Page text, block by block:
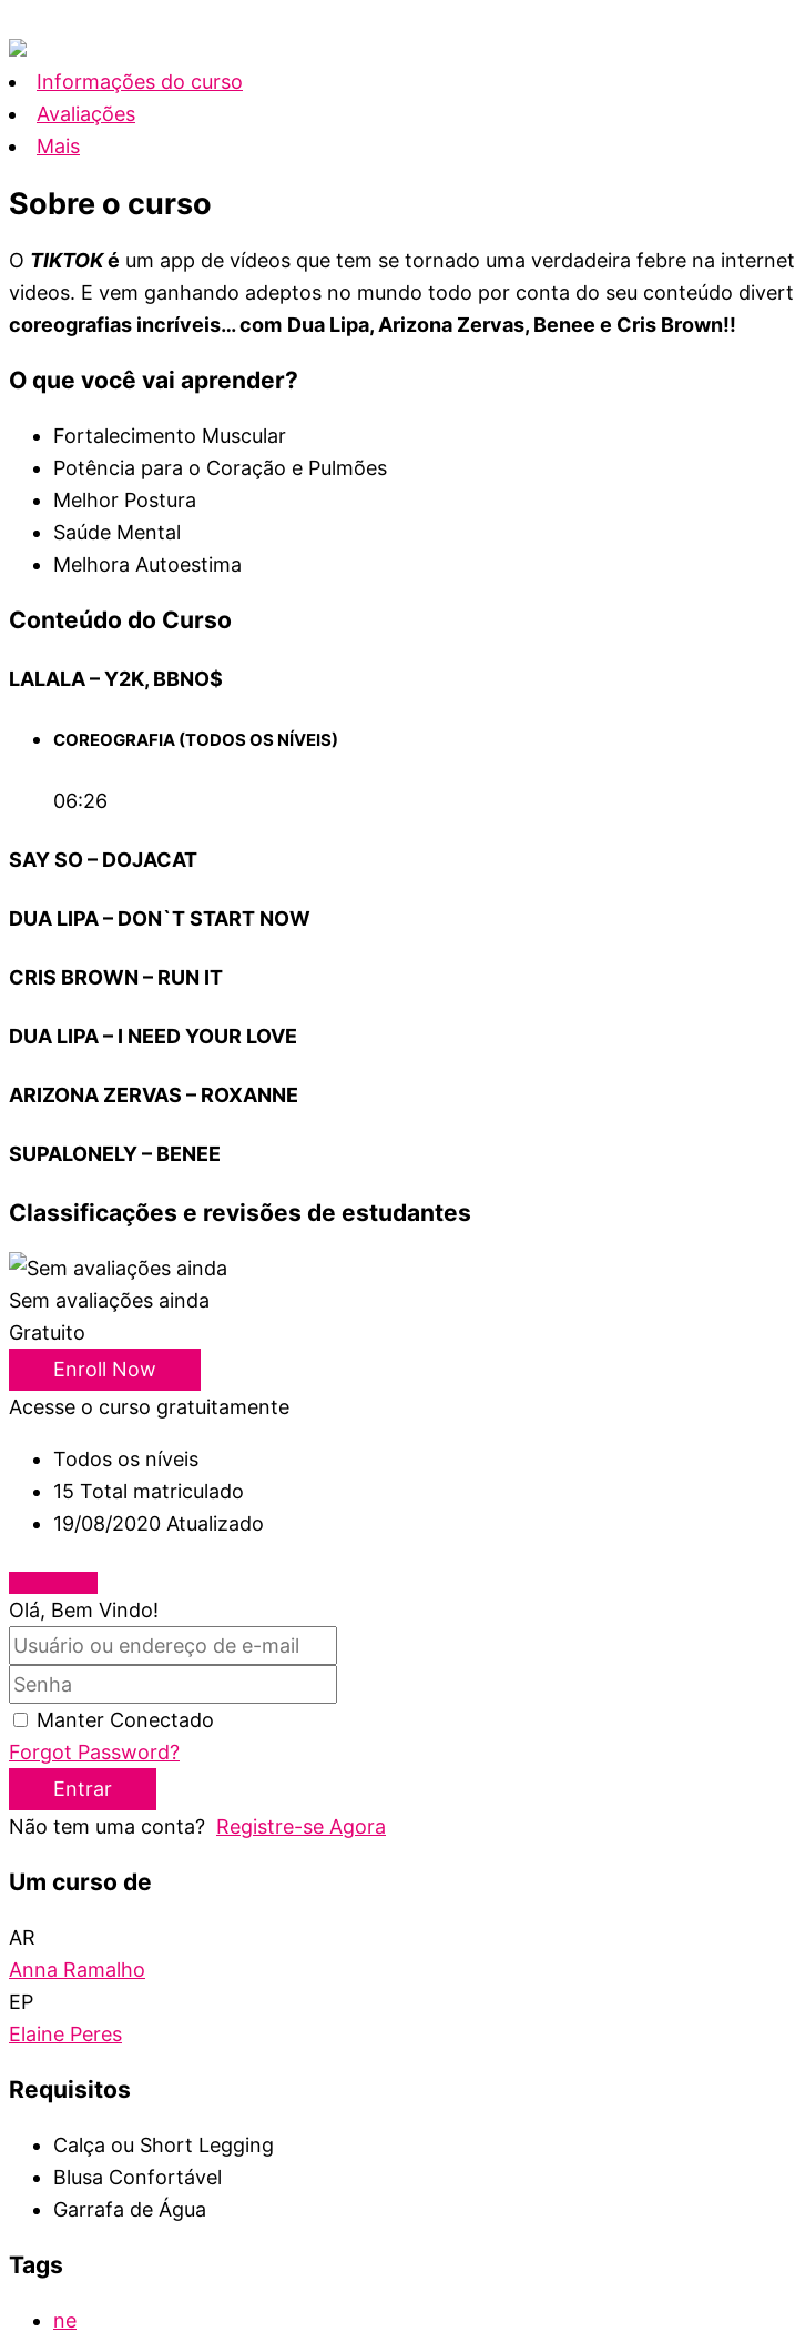
Informações do curso
Avaliações
Mais
Sobre o curso
O TIKTOKé um app de vídeos que tem se tornado uma verdadeira febre na
videos. E vem ganhando adeptos no mundo todo por conta do seu conteúdo
coreografias incríveis… com Dua Lipa, Arizona Zervas, Benee e Cris Brown!!
O que você vai aprender?
Fortalecimento Muscular
Potência para o Coração e Pulmões
Melhor Postura
Saúde Mental
Melhora Autoestima
Conteúdo do Curso
LALALA – Y2K, BBNO$
COREOGRAFIA (TODOS OS NÍVEIS)
06:26
SAY SO – DOJACAT
DUA LIPA – DON`T START NOW
CRIS BROWN – RUN IT
DUA LIPA – I NEED YOUR LOVE
ARIZONA ZERVAS – ROXANNE
SUPALONELY – BENEE
Classificações e revisões de estudantes
Sem avaliações ainda
Gratuito
Enroll Now
Acesse o curso gratuitamente
Todos os níveis
15 Total matriculado
19/08/2020 Atualizado
Olá, Bem Vindo!
Manter Conectado
Forgot Password?
Entrar
Não tem uma conta? Registre-se Agora
Um curso de
AR
Anna Ramalho
EP
Elaine Peres
Requisitos
Calça ou Short Legging
Blusa Confortável
Garrafa de Água
Tags
ne